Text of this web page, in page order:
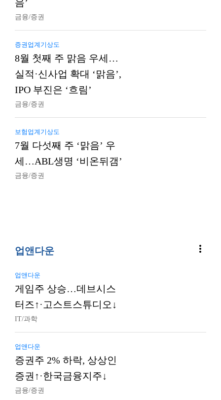
음’
금융/증권
증권업계기상도
8월 첫째 주 맑음 우세…
실적·신사업 확대 ‘맑음’,
IPO 부진은 ‘흐림’
금융/증권
보험업계기상도
7월 다섯째 주 ‘맑음’ 우
세…ABL생명 ‘비온뒤갬’
금융/증권
업앤다운 more_vert
업앤다운
게임주 상승…데브시스
터즈↑·고스트스튜디오↓
IT/과학
업앤다운
증권주 2% 하락, 상상인
증권↑·한국금융지주↓
금융/증권